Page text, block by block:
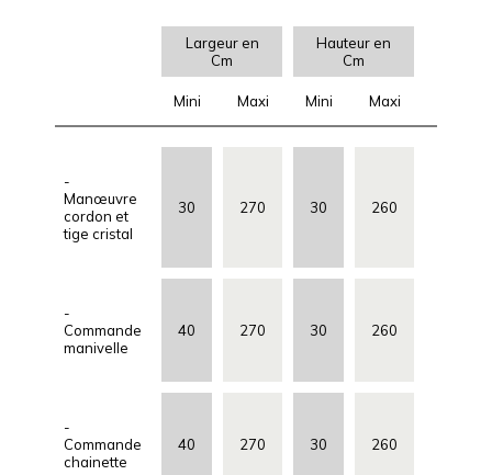
Largeur en
Cm
Hauteur en
Cm
Mini Maxi Mini Maxi
-
Manœuvre
cordon et
tige cristal
30 270 30 260
-
Commande
manivelle
40 270 30 260
-
Commande
chainette
40 270 30 260